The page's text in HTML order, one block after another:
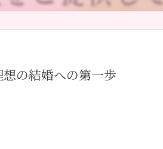
の結婚への第一歩